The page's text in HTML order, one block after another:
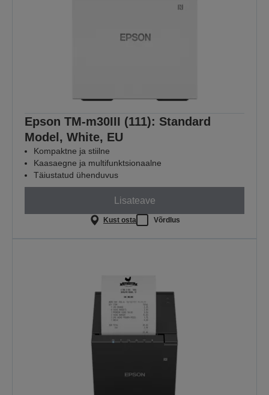
Epson TM-m30III (111): Standard
Model, White, EU
Kompaktne ja stiilne
Kaasaegne ja multifunktsionaalne
Täiustatud ühenduvus
Lisateave
Kust osta Võrdlus